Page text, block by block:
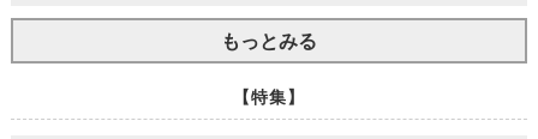
もっとみる
【特集】